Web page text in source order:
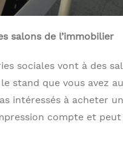
salons de l’immobilier
sociales vont à des
stand que vous avez
intéressés à acheter
compte et